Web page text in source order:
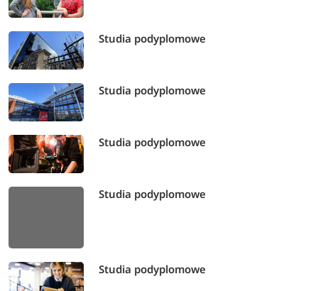
Studia podyplomowe
Studia podyplomowe
Studia podyplomowe
Studia podyplomowe
Studia podyplomowe